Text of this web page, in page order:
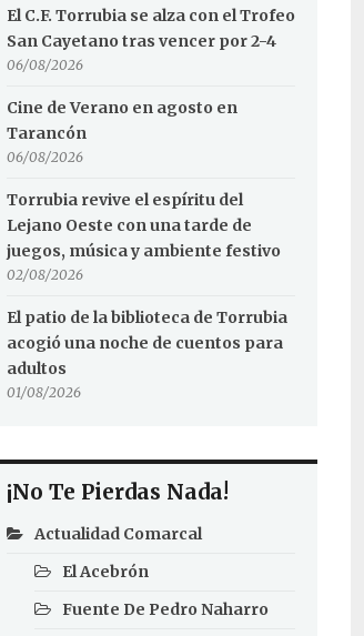
El C.F. Torrubia se alza con el Trofeo
San Cayetano tras vencer por 2-4
06/08/2026
Cine de Verano en agosto en
Tarancón
06/08/2026
Torrubia revive el espíritu del
Lejano Oeste con una tarde de
juegos, música y ambiente festivo
02/08/2026
El patio de la biblioteca de Torrubia
acogió una noche de cuentos para
adultos
01/08/2026
¡No Te Pierdas Nada!
Actualidad Comarcal
El Acebrón
Fuente De Pedro Naharro